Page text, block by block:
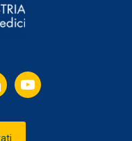
youtube